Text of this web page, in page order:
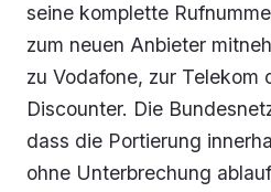
seine komplette
zum neuen Anbieter
zu Vodafone, zur Telekom
Discounter. Die
dass die Portierung
ohne Unterbrechung